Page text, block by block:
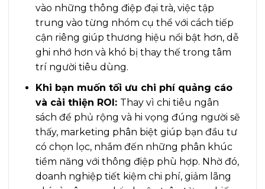
vào những thông điệp đại trà, việc tập
trung vào từng nhóm cụ thể với cách tiếp
cận riêng giúp thương hiệu nổi bật hơn, dễ
ghi nhớ hơn và khó bị thay thế trong tâm
trí người tiêu dùng.
Khi bạn muốn tối ưu chi phí quảng cáo
và cải thiện ROI: Thay vì chi tiêu ngân
sách để phủ rộng và hi vọng đúng người sẽ
thấy, marketing phân biệt giúp bạn đầu tư
có chọn lọc, nhắm đến những phân khúc
tiềm năng với thông điệp phù hợp. Nhờ đó,
doanh nghiệp tiết kiệm chi phí, giảm lãng